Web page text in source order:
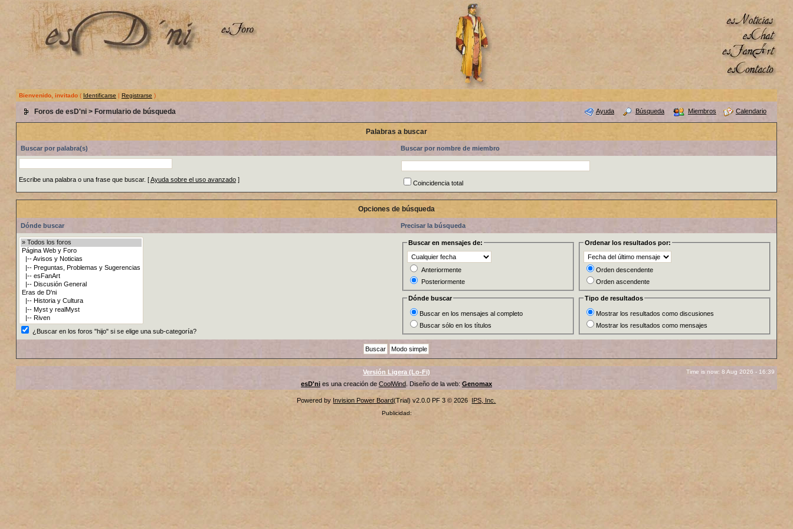
Bienvenido, invitado( Identificarse | Registrarse )
Foros de esD'ni> Formulario de búsqueda Ayuda Búsqueda Miembros Calendario
Palabras a buscar
Buscar por palabra(s) Buscar por nombre de miembro
Escribe una palabra o una frase que buscar. [Ayuda sobre el uso avanzado] Coincidencia total
Opciones de búsqueda
Dónde buscar Precisar la búsqueda
¿Buscar en los foros "hijo" si se elige una sub-categoría?
Buscar en mensajes de:
Anteriormente
Posteriormente
Ordenar los resultados por:
Orden descendente
Orden ascendente
Dónde buscar
Buscar en los mensajes al completo
Buscar sólo en los títulos
Tipo de resultados
Mostrar los resultados como discusiones
Mostrar los resultados como mensajes
Versión Ligera (Lo-Fi) Time is now: 8 Aug 2026 - 16:39
esD'nies una creación de CoolWind. Diseño de la web: Genomax
Powered by Invision Power Board(Trial) v2.0.0 PF 3 © 2026 IPS, Inc.
Publicidad: